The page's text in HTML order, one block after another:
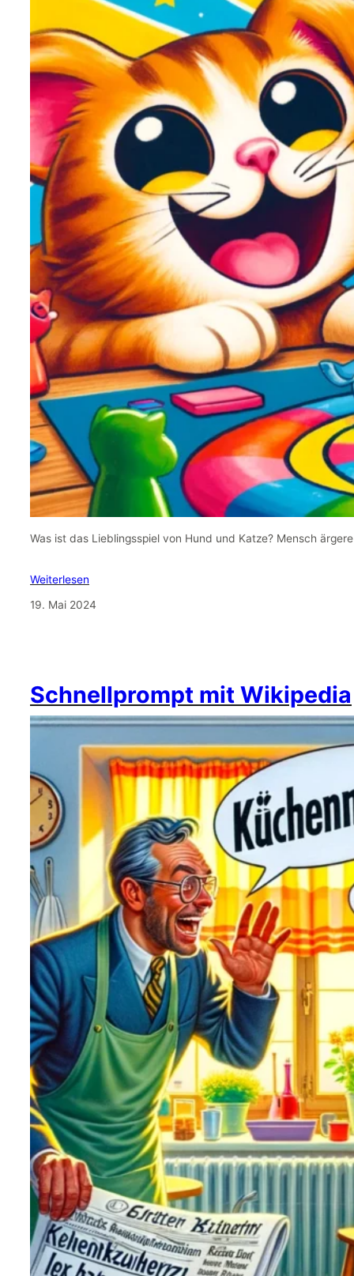
Was ist das Lieblingsspiel von Hund und Katze? Mensch
Weiterlesen
19. Mai 2024
Schnellprompt mit Wikipedia